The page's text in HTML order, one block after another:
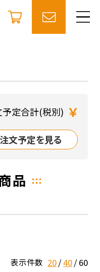
予定合計(税別) ￥
注文予定を見る
品
表示件数 20 40 60